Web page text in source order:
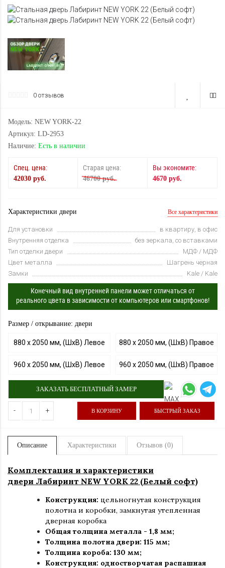
0 отзывов
Модель: NEW YORK-22
Артикул: LD-2953
Наличие: Есть в наличии
Спец. цена:
42030 руб.
Старая цена:
46700 руб.
Вы экономите:
4670 руб.
Характеристики двери Все характеристики
Для установки
в квартиру, в офис
Внутренняя отделка
без зеркала, со вставками
Тип отделки двери
МДФ / МДФ
Цвет металла
Шагрень черная
Замки
Kale / Kale
Конечный вид внутренней панели может отличаться от
реального цвета в зависимости от компьютеров или смартфонов!
Размер / открывание: двери
880 х 2050 мм, (ШхВ) Левое 880 х 2050 мм, (ШхВ) Правое
960 х 2050 мм, (ШхВ) Левое 960 х 2050 мм, (ШхВ) Правое
ЗАКАЗАТЬ БЕСПЛАТНЫЙ ЗАМЕР
- + В КОРЗИНУ БЫСТРЫЙ ЗАКАЗ
Описание Характеристики Отзывов (0)
Комплектация и характеристики
двери Лабиринт NEW YORK 22 (Белый софт)
Конструкция: цельногнутая конструкция
полотна и коробки, замкнутая утепленная
дверная коробка
Общая толщина металла - 1,8 мм;
Толщина полотна двери: 115 мм;
Толщина короба: 130 мм;
Конструкция: одностворчатая распашная